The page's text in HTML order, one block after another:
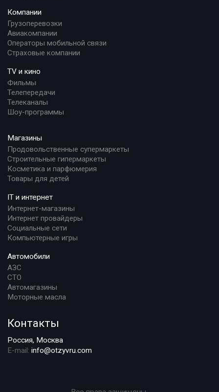
Компании
Грузоперевозки
Авиакомпании
Операторы мобильной связи
Страховые компании
TV и кино
Фильмы
Телепередачи
Телеканалы
Шоу-программы
Магазины
Продовольственные супермаркеты
Строительные гипермаркеты
Косметика и парфюмерия
Товары для детей
IT и интернет
Интернет-магазины
Интернет провайдеры
Социальные сети
Компьютерные игры
Автомобили
АЗС
СТО
Автомагазины
Моторные масла
Контакты
Россия, Москва
E-mail: info@otzyvru.com